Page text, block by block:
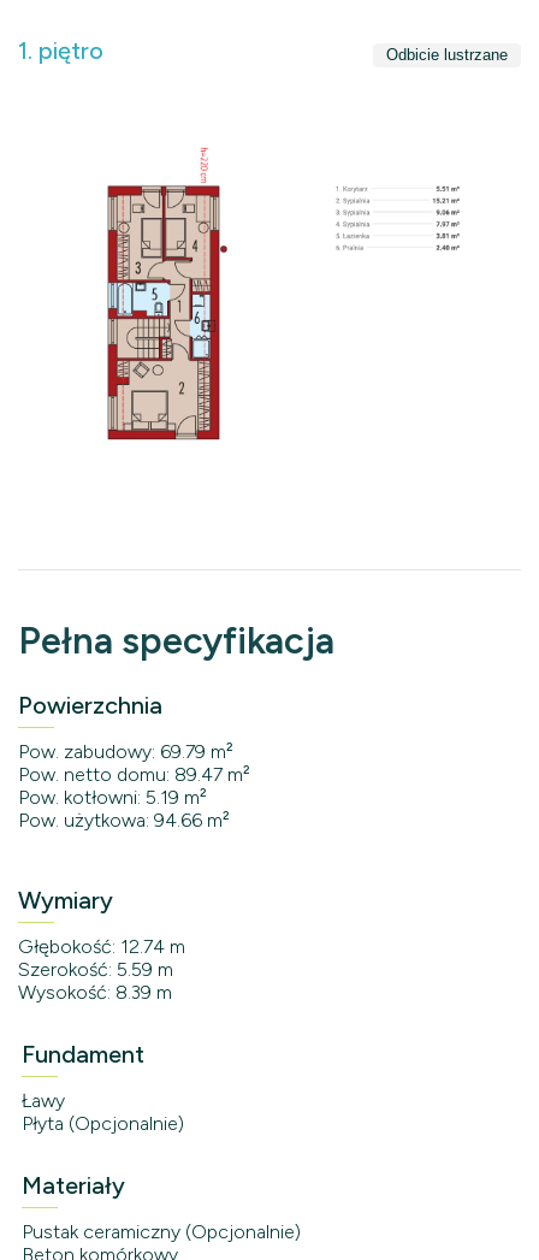
1. piętro Odbicie lustrzane
Pełna specyfikacja
Powierzchnia
Pow. zabudowy: 69.79 m²
Pow. netto domu: 89.47 m²
Pow. kotłowni: 5.19 m²
Pow. użytkowa: 94.66 m²
Wymiary
Głębokość: 12.74 m
Szerokość: 5.59 m
Wysokość: 8.39 m
Fundament
Ławy
Płyta (Opcjonalnie)
Materiały
Pustak ceramiczny (Opcjonalnie)
Beton komórkowy